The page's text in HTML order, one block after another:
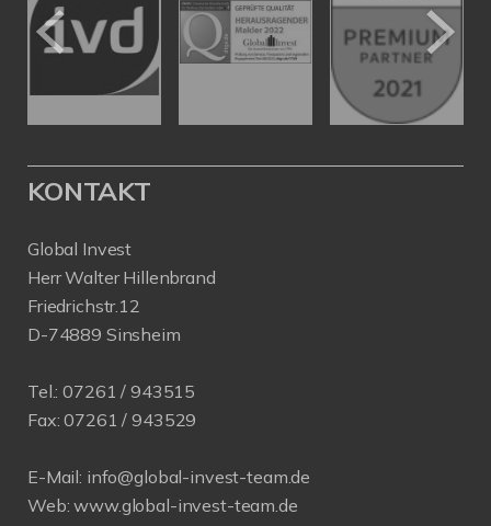
KONTAKT
Global Invest
Herr Walter Hillenbrand
Friedrichstr.12
D-74889 Sinsheim
Tel.:07261 / 943515
Fax: 07261 / 943529
E-Mail: info@global-invest-team.de
Web:www.global-invest-team.de